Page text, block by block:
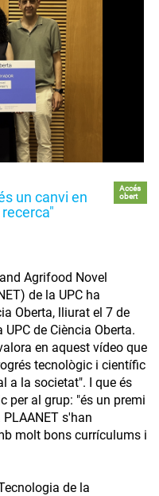
un canvi en
Accés
obert
Agrifood Novel
de la UPC ha
Oberta, lliurat el 7 de
de Ciència Oberta.
en aquest vídeo que
tecnològic i científic
a la societat". I que és
per al grup: "és un premi
s'han
molt bons currículums i
de la